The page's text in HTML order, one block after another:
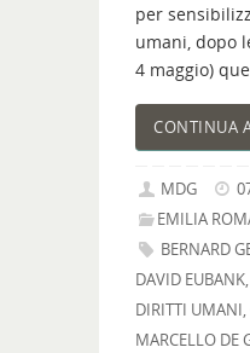
per
umani, dopo
4 maggio)
CONTINUA
MDG
EMILIA
BERNARD
DAVID EUBANK,
DIRITTI UMANI,
MARCELLO DE